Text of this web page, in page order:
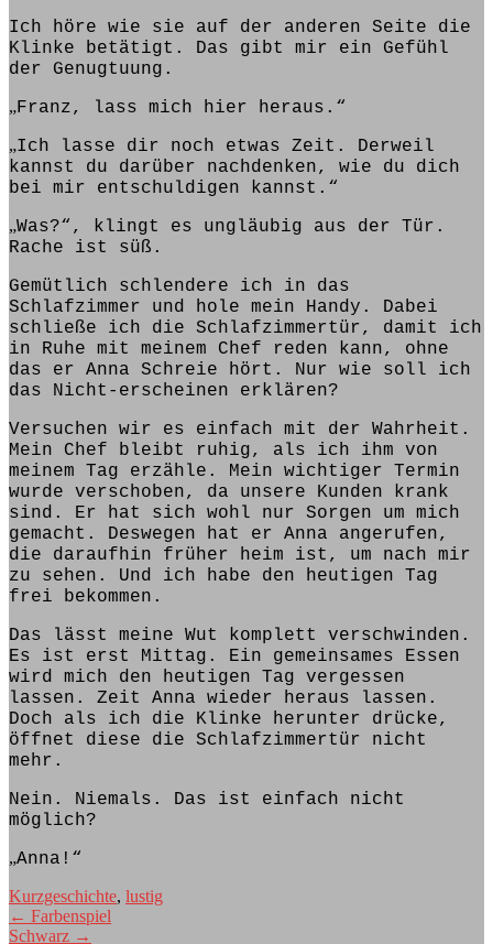
Ich höre wie sie auf der anderen Seite die
Klinke betätigt. Das gibt
mir ein Gefühl
der Genugtuung.
„Franz, lass mich hier heraus.“
„Ich lasse dir noch etwas Zeit. Derweil
kannst du darüber nachdenken, wie du dich
bei mir entschuldigen kannst.“
„Was?“, klingt
es ungläubig aus der Tür.
Rache ist süß.
Gemütlich schlendere ich in das
Schlafzimmer und hole mein Handy. Dabei
schließe ich die Schlafzimmertür, damit ich
in Ruhe mit meinem Chef reden kann,
ohne
das er Anna Schreie hört. Nur wie soll ich
das Nicht-erscheinen erklären?
Versuchen wir es einfach mit der Wahrheit.
Mein Chef bleibt
ruhig, als ich ihm von
meinem Tag erzähle. Mein wichtiger Termin
wurde verschoben, da unsere Kunden krank
sind. Er hat sich wohl nur Sorgen um mich
gemacht. Deswegen hat
er Anna angerufen,
die daraufhin früher heim ist , um nach mir
zu sehen. Und ich habe den heutigen Tag
frei bekommen.
Das lässt meine Wut komplett verschwinden.
Es ist erst Mittag. Ein gemeinsames Essen
wird mich den heutigen Tag vergessen
lassen. Zeit Anna wieder heraus lassen.
Doch als ich die Klinke herunter drücke,
öffnet diese die Schlafzimmertür nicht
mehr.
Nein. Niemals. Das ist einfach nicht
möglich?
„Anna!“
Kurzgeschichte, lustig
Beitragsnavigation
← Farbenspiel
Schwarz →